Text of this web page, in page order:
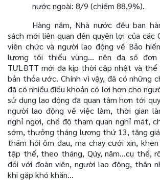
nước ngoài: 8/9 (chiếm 88,9%).
Hàng năm, Nhà nước đều ban
sách mới liên quan đến quyền lợi của các
viên chức và người lao động về Bảo
lương tối thiểu vùng… nên đa số đơn
TƯLĐTT mới đã kịp thời cập nhật và thể
bản thỏa ước. Chính vì vậy, đã có những
đã có nhiều điều khoản có lợi hơn cho
sử dụng lao động đã quan tâm hơn tới
người lao động về việc làm, thời gian
nghỉ ngơi, chế độ tham quan nghỉ mát,
sớm, thưởng tháng lương thứ 13, tăng
thăm hỏi ốm đau, ma chay cưới xin,
tập thể, theo tháng, Qúy, năm…cụ thể,
đối với đoàn viên, người lao động, thân
khi gặp khó khăn…